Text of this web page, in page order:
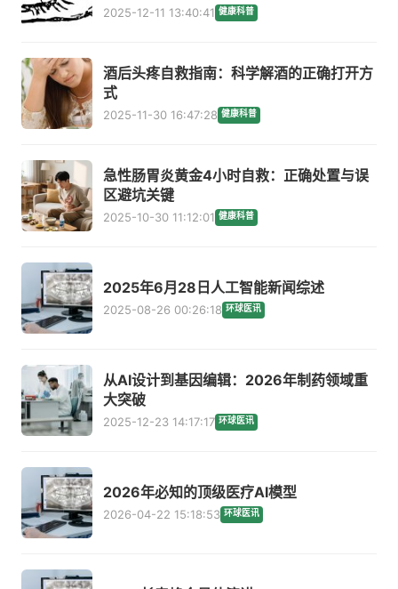
2025-12-11 13:40:41 健康科普
酒后头疼自救指南：科学解酒的正确打开方
式
2025-11-30 16:47:28 健康科普
急性肠胃炎黄金4小时自救：正确处置与误
区避坑关键
2025-10-30 11:12:01 健康科普
2025年6月28日人工智能新闻综述
2025-08-26 00:26:18 环球医讯
从AI设计到基因编辑：2026年制药领域重
大突破
2025-12-23 14:17:17 环球医讯
2026年必知的顶级医疗AI模型
2026-04-22 15:18:53 环球医讯